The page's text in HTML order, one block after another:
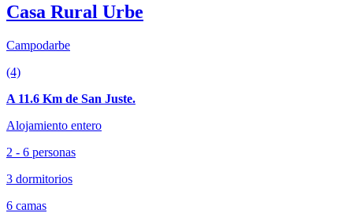
Casa Rural Urbe
Campodarbe
(4)
A 11.6 Km de San Juste.
Alojamiento entero
2 - 6 personas
3 dormitorios
6 camas